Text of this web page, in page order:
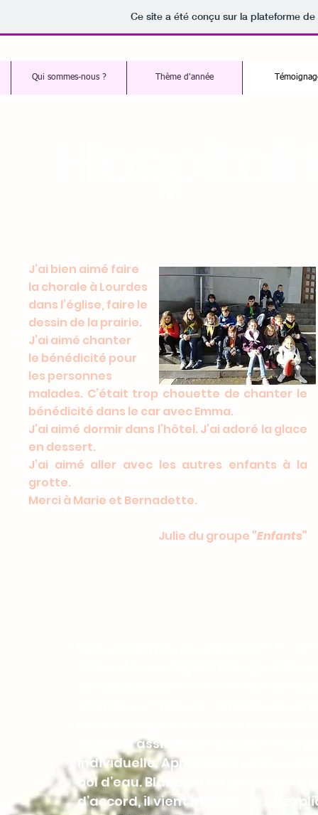
Ce site a été conçu sur la plateforme
Qui sommes-nous ? Thème d'année
J’ai bien aimé faire
la chorale à Lourdes
dans l’église, faire le
dessin de la prairie.
J’ai aimé chanter
le bénédicité pour
les personnes
malades. C’était trop chouette de chanter le
bénédicité dans le car avec Emma.
J’ai aimé dormir dans l’hôtel. J’ai adoré la glace
en dessert.
J’ai aimé aller avec les autres enfants à la
grotte.
Merci à Marie et Bernadette.
Julie du groupe"Enfants"
chiens d’assistance, par contre le
individuelle. Après cette longue
bol d’eau. Blandine en profite pour
d’accord, il vient me voir. Je lui